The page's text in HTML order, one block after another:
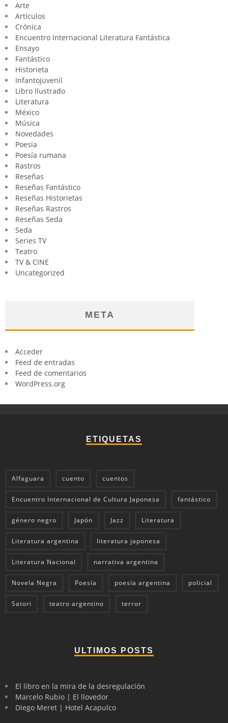
Arte
Artículos
Crónica
Encuentro Internacional Literatura Fantástica
Ensayo
Fantástico
Historieta
Infantojuvenil
Libro Ilustrado
Literatura
México
Música
Novedades
Poesia
Poesía rumana
Rastros
Reseñas
Reseñas Fantástico
Reseñas Historietas
Reseñas Rastros
Reseñas Seda
Seda
Series TV
Teatro
TV & CINE
Uncategorized
META
Acceder
Feed de entradas
Feed de comentarios
WordPress.org
ETIQUETAS
Alfaguara cuento cuentos
Encuentro Internacional de Cultura Japonesa fantástico
género negro Japón Jazz Literatura
Literatura argentina literatura japonesa
Literatura Nacional narrativa argentina
Novela Negra Poesía poesía argentina policial
Satori teatro argentino terror
ULTIMOS POSTS
El libro en la mira de la desregulación
Marcelo Rubio | El llovedor
Diego Meret | Hotel Acapulco